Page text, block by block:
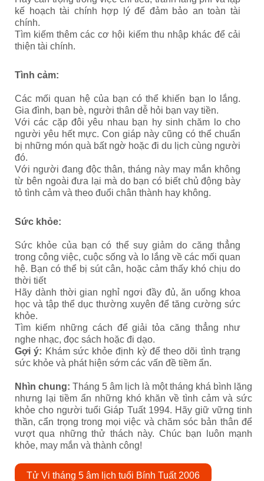
kế hoạch tài chính hợp lý để đảm bảo an toàn tài
chính.
Tìm kiếm thêm các cơ hội kiếm thu nhập khác để cải
thiện tài chính.
Tình cảm:
Các mối quan hệ của bạn có thể khiến bạn lo lắng.
Gia đình, bạn bè, người thân dễ hỏi bạn vay tiền.
Với các cặp đôi yêu nhau bạn hy sinh chăm lo cho
người yêu hết mực. Con giáp này cũng có thể chuẩn
bị những món quà bất ngờ hoặc đi du lịch cùng người
đó.
Với người đang độc thân, tháng này may mắn không
từ bên ngoài đưa lại mà do bạn có biết chủ động bày
tỏ tình cảm và theo đuổi chân thành hay không.
Sức khỏe:
Sức khỏe của bạn có thể suy giảm do căng thẳng
trong công việc, cuộc sống và lo lắng về các mối quan
hệ. Bạn có thể bị sút cân, hoặc cảm thấy khó chịu do
thời tiết
Hãy dành thời gian nghỉ ngơi đầy đủ, ăn uống khoa
học và tập thể dục thường xuyên để tăng cường sức
khỏe.
Tìm kiếm những cách để giải tỏa căng thẳng như
nghe nhạc, đọc sách hoặc đi dạo.
Gợi ý: Khám sức khỏe định kỳ để theo dõi tình trạng
sức khỏe và phát hiện sớm các vấn đề tiềm ẩn.
Nhìn chung: Tháng 5 âm lịch là một tháng khá bình lặng
nhưng lại tiềm ẩn những khó khăn về tình cảm và sức
khỏe cho người tuổi Giáp Tuất 1994. Hãy giữ vững tinh
thần, cẩn trọng trong mọi việc và chăm sóc bản thân để
vượt qua những thử thách này. Chúc bạn luôn mạnh
khỏe, may mắn và thành công!
Tử Vi tháng 5 âm lịch tuổi Bính Tuất 2006